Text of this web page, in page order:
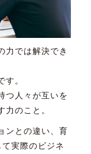
力では解決でき
す。
つ人々が互いを
力のこと。
ンとの違い、育
実際のビジネ